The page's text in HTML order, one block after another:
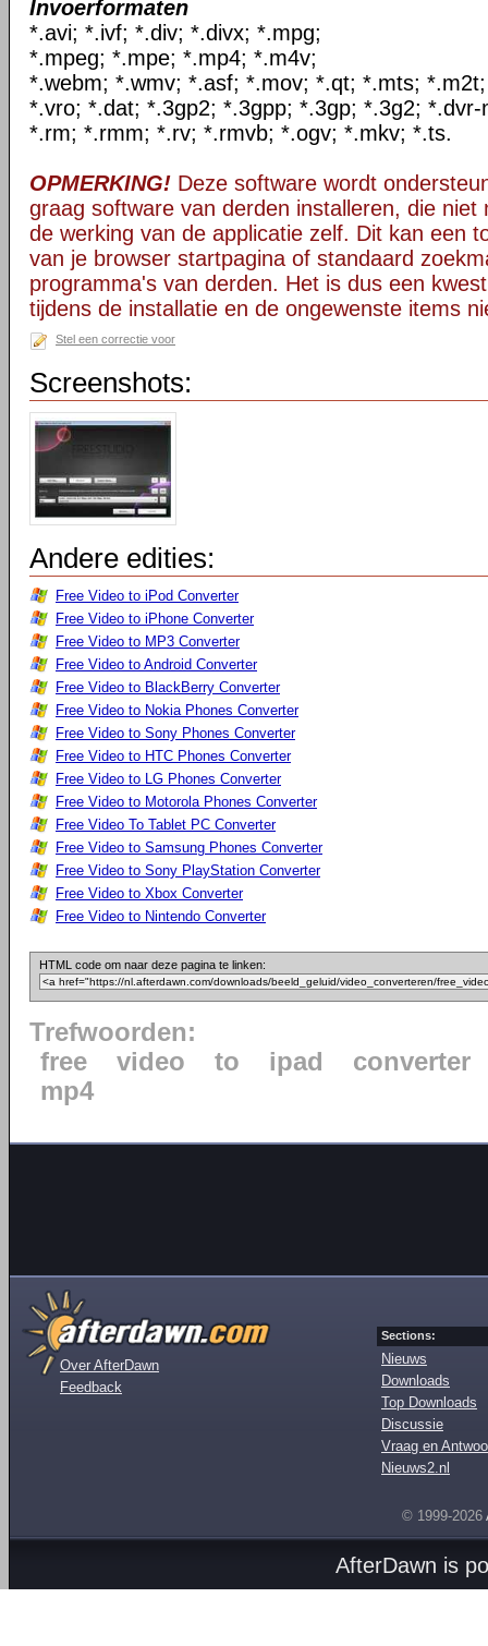
Invoerformaten
*.avi; *.ivf; *.div; *.divx; *.mpg;
*.mpeg; *.mpe; *.mp4; *.m4v;
*.webm; *.wmv; *.asf; *.mov; *.qt; *.mts;
*.vro; *.dat; *.3gp2; *.3gpp; *.3gp; *.3g2;
*.rm; *.rmm; *.rv; *.rmvb; *.ogv; *.mkv; *.ts.
OPMERKING! Deze software wordt
graag software van derden installeren, die niet
de werking van de applicatie zelf. Dit kan een
van je browser startpagina of standaard
programma's van derden. Het is dus een
tijdens de installatie en de ongewenste items
Stel een correctie voor
Screenshots:
Andere edities:
Free Video to iPod Converter
Free Video to iPhone Converter
Free Video to MP3 Converter
Free Video to Android Converter
Free Video to BlackBerry Converter
Free Video to Nokia Phones Converter
Free Video to Sony Phones Converter
Free Video to HTC Phones Converter
Free Video to LG Phones Converter
Free Video to Motorola Phones Converter
Free Video To Tablet PC Converter
Free Video to Samsung Phones Converter
Free Video to Sony PlayStation Converter
Free Video to Xbox Converter
Free Video to Nintendo Converter
HTML code om naar deze pagina te linken:
Trefwoorden:
free
video to ipad
converter
mp4
Over AfterDawn
Feedback
Sections:
Nieuws
Downloads
Top Downloads
Discussie
Vraag en
Nieuws2.nl
© 1999-2026
AfterDawn is